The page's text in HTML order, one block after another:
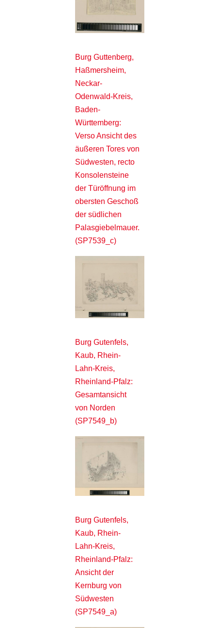
Burg Guttenberg,
Haßmersheim,
Neckar-
Odenwald-Kreis,
Baden-
Württemberg:
Verso Ansicht des
äußeren Tores von
Südwesten, recto
Konsolensteine
der Türöffnung im
obersten Geschoß
der südlichen
Palasgiebelmauer.
(SP7539_c)
Burg Gutenfels,
Kaub, Rhein-
Lahn-Kreis,
Rheinland-Pfalz:
Gesamtansicht
von Norden
(SP7549_b)
Burg Gutenfels,
Kaub, Rhein-
Lahn-Kreis,
Rheinland-Pfalz:
Ansicht der
Kernburg von
Südwesten
(SP7549_a)